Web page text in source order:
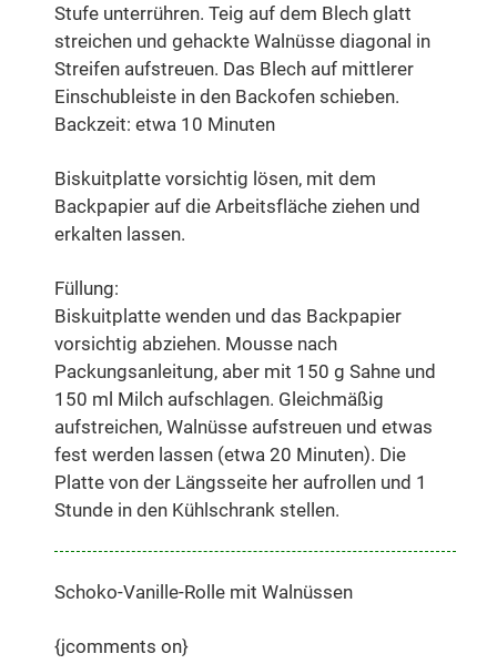
Stufe unterrühren. Teig auf dem Blech glatt
streichen und gehackte Walnüsse diagonal in
Streifen aufstreuen. Das Blech auf mittlerer
Einschubleiste in den Backofen schieben.
Backzeit: etwa 10 Minuten
Biskuitplatte vorsichtig lösen, mit dem
Backpapier auf die Arbeitsfläche ziehen und
erkalten lassen.
Füllung:
Biskuitplatte wenden und das Backpapier
vorsichtig abziehen. Mousse nach
Packungsanleitung, aber mit 150 g Sahne und
150 ml Milch aufschlagen. Gleichmäßig
aufstreichen, Walnüsse aufstreuen und etwas
fest werden lassen (etwa 20 Minuten). Die
Platte von der Längsseite her aufrollen und 1
Stunde in den Kühlschrank stellen.
Schoko-Vanille-Rolle mit Walnüssen
{jcomments on}